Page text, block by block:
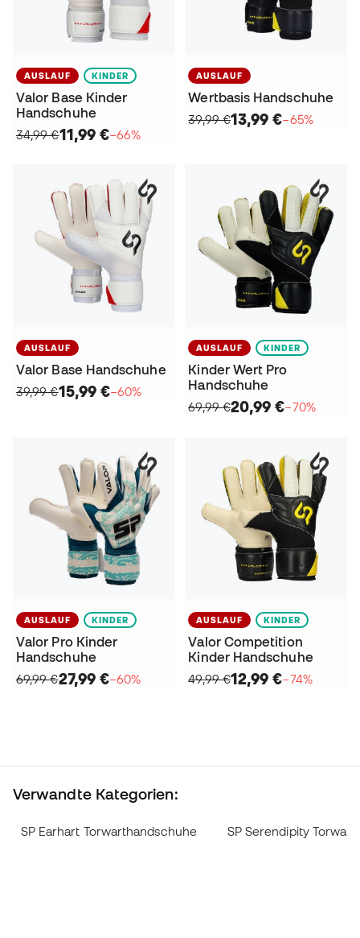
AUSLAUF KINDER
Valor Base Kinder
Handschuhe
34,99 €11,99 €−66%
AUSLAUF
Wertbasis Handschuhe
39,99 €13,99 €−65%
AUSLAUF
Valor Base Handschuhe
39,99 €15,99 €−60%
AUSLAUF KINDER
Kinder Wert Pro
Handschuhe
69,99 €20,99 €−70%
AUSLAUF KINDER
Valor Pro Kinder
Handschuhe
69,99 €27,99 €−60%
AUSLAUF KINDER
Valor Competition
Kinder Handschuhe
49,99 €12,99 €−74%
Verwandte Kategorien:
SP Earhart Torwarthandschuhe SP Serendipity